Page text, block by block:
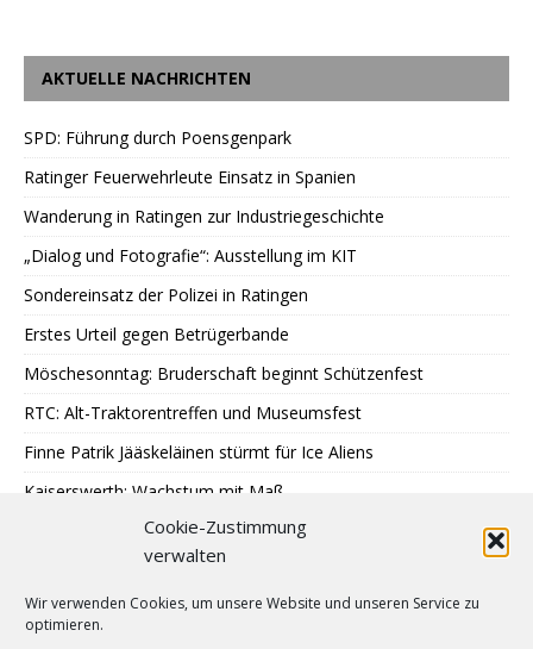
Cookie-Zustimmung
verwalten
Wir verwenden Cookies, um unsere Website und unseren Service zu
optimieren.
AKTUELLE NACHRICHTEN
SPD: Führung durch Poensgenpark
Ratinger Feuerwehrleute Einsatz in Spanien
Wanderung in Ratingen zur Industriegeschichte
„Dialog und Fotografie“: Ausstellung im KIT
Sondereinsatz der Polizei in Ratingen
Erstes Urteil gegen Betrügerbande
Möschesonntag: Bruderschaft beginnt Schützenfest
RTC: Alt-Traktorentreffen und Museumsfest
Finne Patrik Jääskeläinen stürmt für Ice Aliens
Kaiserswerth: Wachstum mit Maß
Gemeinsames Lesen im Park
SPD: 45 Arbeitsjahre sind genug
Hochbeete am JUZ Eggerscheidt